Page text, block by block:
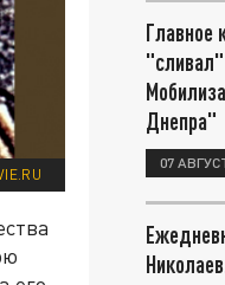
Главное
Днепра"
07